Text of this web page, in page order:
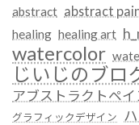
abstract abstract
healing healing art
watercolor
じいじのブロ
アブストラクトペ
グラフィックデザイン